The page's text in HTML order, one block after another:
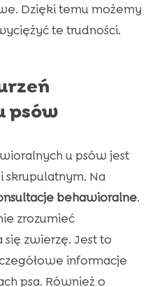
Dzięki temu możemy
te trudności.
psów
u psów jest
Na
behawioralne.
zrozumieć
zwierzę. Jest to
informacje
psa. Również o